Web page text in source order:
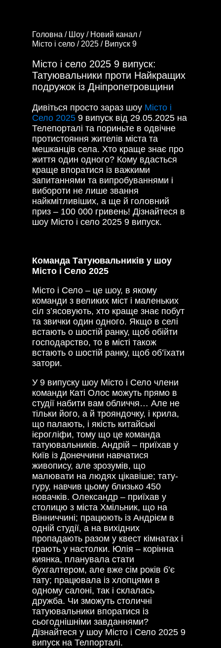
Головна / Шоу / Новий канал /
Місто і село / 2025 / Випуск 9
Місто і село 2025 9 випуск:
Татуювальники проти Найкращих
подружок із Дніпропетровщини
Дивіться просто зараз шоу Місто і
Село 2025 9 випуск від 29.05.2025 на
Телепорталі та пориньте в одвічне
протистояння жителів міста та
мешканців села. Хто краще знає про
життя один одного? Кому вдасться
краще впоратися із важкими
запитаннями та випробуваннями і
вибороти не лише звання
найкмітливіших, а ще й головний
приз – 100 000 гривень! Дізнайтеся в
шоу Місто і село 2025 9 випуск.
Команда Татуювальників у шоу
Місто і Село 2025
Місто і Село – це шоу, в якому
команди з великих міст і маленьких
сіл з’ясовують, хто краще знає побут
та звички один одного. Якщо в селі
встають о шостій ранку, щоб обійти
господарство, то в місті також
встають о шостій ранку, щоб об’їхати
затори.
У 9 випуску шоу Місто і Село члени
команди Каті Олос можуть прямо в
студії набити вам обличчя… Але не
тільки його, а й трояндочку, і крила,
що палають, і якість китайські
ієрогліфи, тому що це команда
татуювальників. Андрій – приїхав у
Київ із Донеччини навчатися
живопису, але зрозумів, що
малювати на людях цікавіше; тату-
гуру, навчив цьому близько 450
новачків. Олександр – приїхав у
столицю з міста Хмільник, що на
Вінниччині; працюють із Андрієм в
одній студії, а на вихідних
пропадають разом у квест кімнатах і
грають у настолки. Юлія – корінна
киянка, планувала стати
бухгалтером, але вже сім років б’є
тату; працювала із хлопцями в
одному салоні, так і склалась
дружба. Чи зможуть столичні
татуювальники впоратися із
сьогоднішніми завданнями?
Дізнайтеся у шоу Місто і Село 2025 9
випуск на Телпорталі.